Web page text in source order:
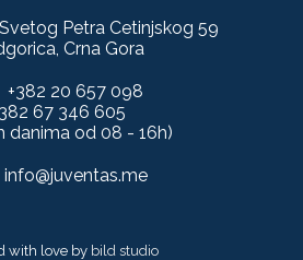
Petra Cetinjskog 59
Crna Gora
+382 20 657 098
67 346 605
danima od 08 - 16h)
info@juventas.me
with love by bild studio